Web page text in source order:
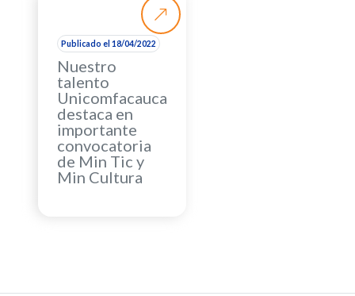
Publicado el 18/04/2022
Nuestro
talento
Unicomfacauca
destaca en
importante
convocatoria
de Min Tic y
Min Cultura